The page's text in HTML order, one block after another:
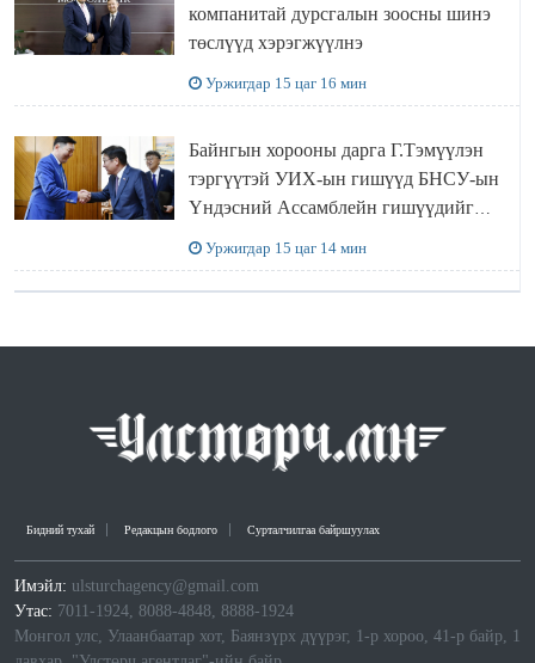
компанитай дурсгалын зоосны шинэ
төслүүд хэрэгжүүлнэ
Уржигдар 15 цаг 16 мин
Байнгын хорооны дарга Г.Тэмүүлэн
тэргүүтэй УИХ-ын гишүүд БНСУ-ын
Үндэсний Ассамблейн гишүүдийг
Уржигдар 15 цаг 14 мин
Бидний тухай Редакцын бодлого Сурталчилгаа байршуулах
Имэйл: ulsturchagency@gmail.com
Утас: 7011-1924, 8088-4848, 8888-1924
Монгол улс, Улаанбаатар хот, Баянзүрх дүүрэг, 1-р хороо, 41-р байр, 1